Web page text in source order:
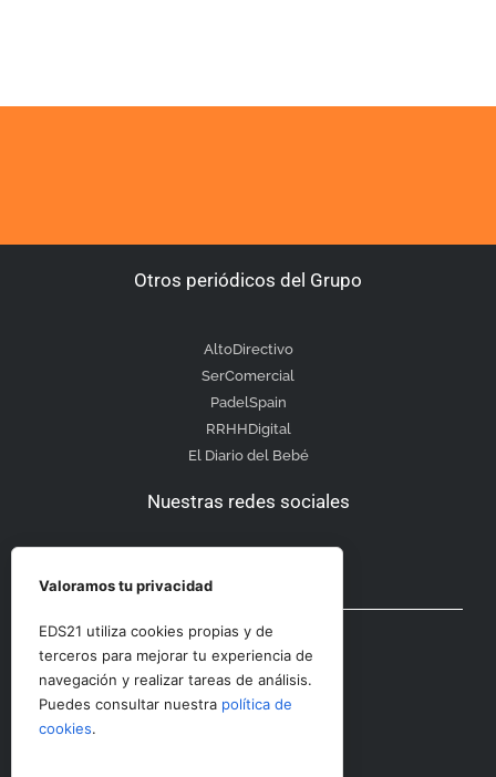
Otros periódicos del Grupo
AltoDirectivo
SerComercial
PadelSpain
RRHHDigital
El Diario del Bebé
Nuestras redes sociales
Otras secciones
Contacto
Valoramos tu privacidad
EDS21 utiliza cookies propias y de
terceros para mejorar tu experiencia de
navegación y realizar tareas de análisis.
Puedes consultar nuestra política de
cookies.